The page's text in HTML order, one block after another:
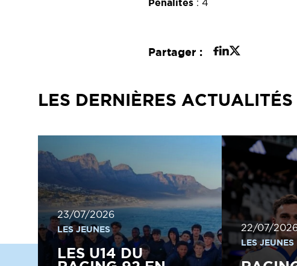
Pénalités: 4
Partager :
LES DERNIÈRES ACTUALITÉS
23/07/2026
LES JEUNES
LES U14 DU
22/07/
LES JEUNES